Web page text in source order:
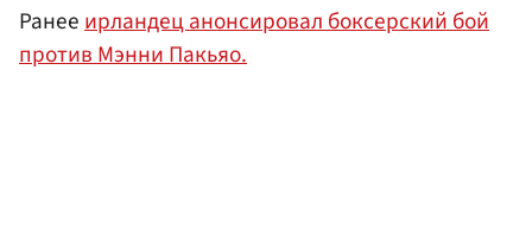
Ранееирландец анонсировал боксерский бой
против Мэнни Пакьяо.